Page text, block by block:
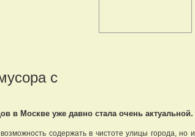
с
в Москве уже давно стала очень актуальной.
содержать в чистоте улицы города, но и